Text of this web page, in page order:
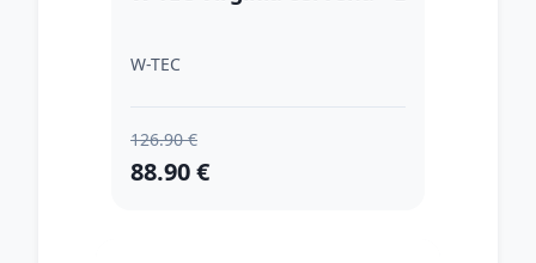
W-TEC
126.90 €
88.90 €